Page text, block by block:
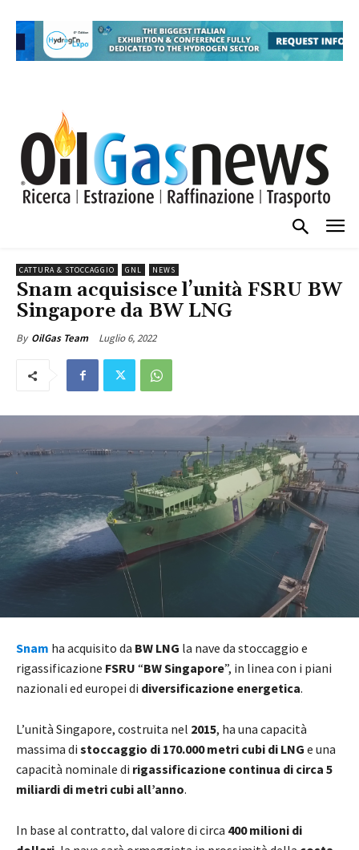
CATTURA & STOCCAGGIO GNL NEWS
Snam acquisisce l’unità FSRU BW
Singapore da BW LNG
By OilGas Team Luglio 6, 2022
Snam ha acquisito da BW LNG la nave da stoccaggio e
rigassificazione FSRU “BWSingapore”, in linea con i piani
nazionali ed europei di diversificazione energetica.
L’unità Singapore, costruita nel 2015, ha una capacità
massima di stoccaggio di 170.000 metri cubi di LNG e una
capacità nominale di rigassificazione continua di circa 5
miliardi di metri cubi all’anno.
In base al contratto, dal valore di circa 400 milioni di